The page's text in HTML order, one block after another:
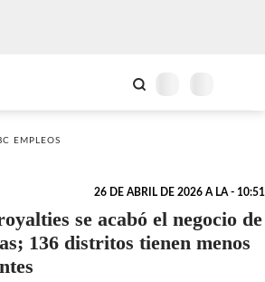
EMPLEOS
26 DE ABRIL DE 2026 A LA - 10:51
se acabó el negocio de
136 distritos tienen menos